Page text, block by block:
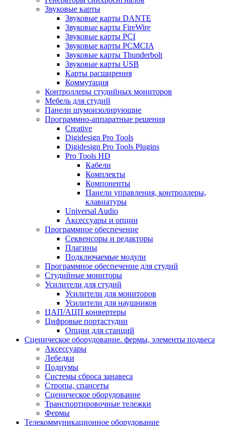
Звуковые карты
Звуковые карты DANTE
Звуковые карты FireWire
Звуковые карты PCI
Звуковые карты PCMCIA
Звуковые карты Thunderbolt
Звуковые карты USB
Карты расширения
Коммутация
Контроллеры студийных мониторов
Мебель для студий
Панели шумоизолирующие
Программно-аппаратные решения
Creative
Digidesign Pro Tools
Digidesign Pro Tools Plugins
Pro Tools HD
Кабели
Комплекты
Компоненты
Панели управления, контроллеры,
клавиатуры
Universal Audio
Аксессуары и опции
Программное обеспечение
Cеквенсоры и редакторы
Плагины
Подключаемые модули
Программное обеспечение для студий
Студийные мониторы
Усилители для студий
Усилители для мониторов
Усилители для наушников
ЦАП/АЦП конвертеры
Цифровые портастудии
Опции для станций
Сценическое оборудование. фермы, элементы подвеса
Аксессуары
Лебедки
Подиумы
Системы сброса занавеса
Стропы, спансеты
Сценическое оборудование
Транспортировочные тележки
Фермы
Телекоммуникационное оборудование